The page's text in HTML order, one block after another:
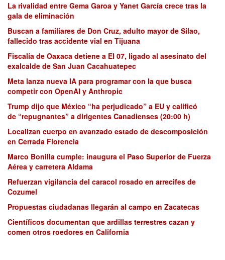
La rivalidad entre Gema Garoa y Yanet García crece tras la
gala de eliminación
Buscan a familiares de Don Cruz, adulto mayor de Silao,
fallecido tras accidente vial en Tijuana
Fiscalía de Oaxaca detiene a El 07, ligado al asesinato del
exalcalde de San Juan Cacahuatepec
Meta lanza nueva IA para programar con la que busca
competir con OpenAI y Anthropic
Trump dijo que México “ha perjudicado” a EU y calificó
de “repugnantes” a dirigentes Canadienses (20:00 h)
Localizan cuerpo en avanzado estado de descomposición
en Cerrada Florencia
Marco Bonilla cumple: inaugura el Paso Superior de Fuerza
Aérea y carretera Aldama
Refuerzan vigilancia del caracol rosado en arrecifes de
Cozumel
Propuestas ciudadanas llegarán al campo en Zacatecas
Científicos documentan que ardillas terrestres cazan y
comen otros roedores en California